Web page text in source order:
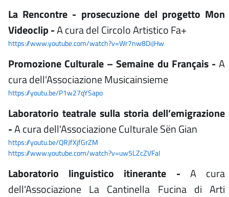
La Rencontre - prosecuzione del progetto Mon
Videoclip -A cura del Circolo Artistico Fa+
https://www.youtube.com/watch?v=Wr7nw8DiJHw
Promozione Culturale – Semaine du Français - A
cura dell'Associazione Musicainsieme
https://youtu.be/P1w27qYSapo
Laboratorio teatrale sulla storia dell’emigrazione
-A cura dell'Associazione Culturale Sën Gian
https://youtu.be/QRJfXjfGrZM
https://www.youtube.com/watch?v=uw5LZcZVFaI
Laboratorio linguistico itinerante - A cura
dell'Associazione La Cantinella Fucina di Arti